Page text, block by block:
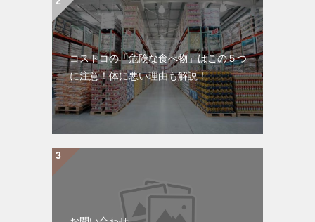
コストコの「危険な食べ物」はこの５つ
に注意！体に悪い理由も解説！